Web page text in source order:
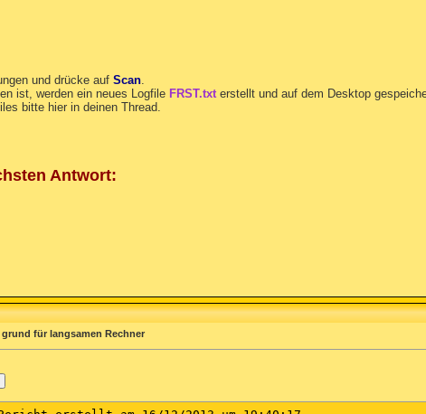
und drücke auf Scan.
ist, werden ein neues Logfile FRST.txterstellt und auf dem Desktop
bitte hier in deinen Thread.
Antwort:
für langsamen Rechner